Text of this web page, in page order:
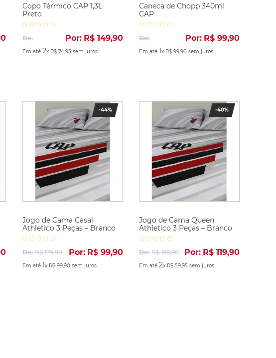
Copo Térmico CAP 1,3L
Preto
De: Por: R$ 149,90
Em até 2x R$ 74,95sem juros
Caneca de Chopp 340ml
CAP
De: Por: R$ 99,90
Em até 1x R$ 99,90 sem juros
-44%
Jogo de Cama Casal
Athletico 3 Peças – Branco
De: R$ 179,90 Por: R$ 99,90
Em até 1x R$ 99,90 sem juros
-40%
Jogo de Cama Queen
Athletico 3 Peças – Branco
De: R$ 199,90 Por: R$ 119,90
Em até 2x R$ 59,95 sem juros